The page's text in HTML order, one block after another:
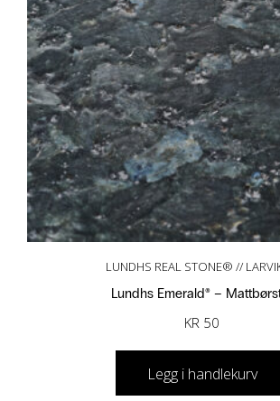
LUNDHS REAL STONE® //
Lundhs Emerald® –
KR 50
Legg i handlekurv